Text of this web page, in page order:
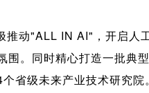
推动"ALL IN AI"，开启人
围。同时精心打造一批典
省级未来产业技术研究